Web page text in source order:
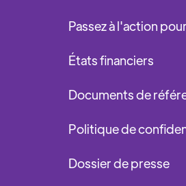
Passez à l'action
États financiers
Documents de
Politique de
Dossier de presse